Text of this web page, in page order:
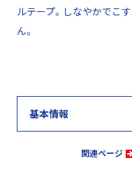
ルテープ。しなやかでこ
ん。
基本情報
関連ぺージ